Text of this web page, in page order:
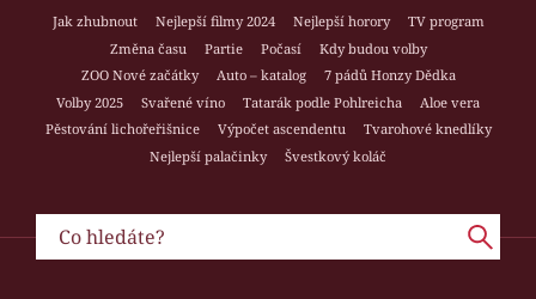
Jak zhubnout Nejlepší filmy 2024 Nejlepší horory
TV program
Změna času
Partie Počasí
Kdy budou volby
ZOO Nové začátky
Auto – katalog
7 pádů Honzy Dědka
Volby 2025
Svařené víno Tatarák podle Pohlreicha
Aloe vera
Pěstování lichořeřišnice
Výpočet ascendentu
Tvarohové knedlíky
Nejlepší palačinky
Švestkový koláč